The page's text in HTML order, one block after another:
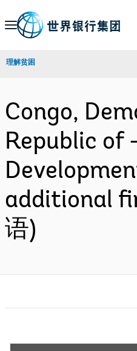
Skip
Navigation
理解贫困
Congo,
Republic of
additional
语)